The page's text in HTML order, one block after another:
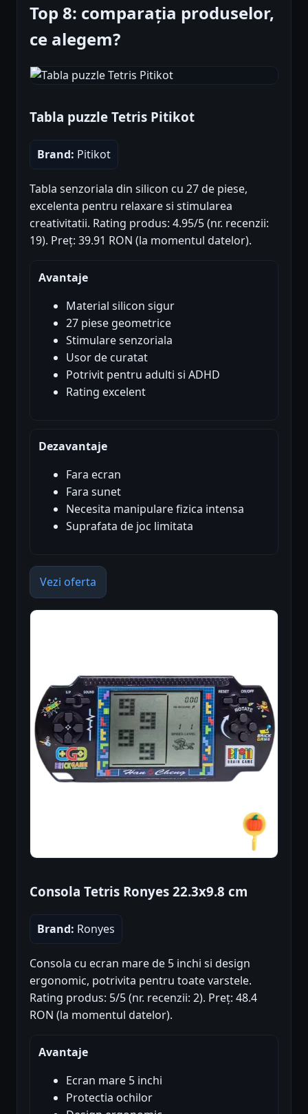
Top 8: comparația produselor,
ce alegem?
Tabla puzzle Tetris Pitikot
Brand: Pitikot
Tabla senzoriala din silicon cu 27 de piese,
excelenta pentru relaxare si stimularea
creativitatii. Rating produs: 4.95/5 (nr. recenzii:
19). Preț: 39.91 RON (la momentul datelor).
Avantaje
Material silicon sigur
27 piese geometrice
Stimulare senzoriala
Usor de curatat
Potrivit pentru adulti si ADHD
Rating excelent
Dezavantaje
Fara ecran
Fara sunet
Necesita manipulare fizica intensa
Suprafata de joc limitata
Vezi oferta
Consola Tetris Ronyes 22.3x9.8 cm
Brand: Ronyes
Consola cu ecran mare de 5 inchi si design
ergonomic, potrivita pentru toate varstele.
Rating produs: 5/5 (nr. recenzii: 2). Preț: 48.4
RON (la momentul datelor).
Avantaje
Ecran mare 5 inchi
Protectia ochilor